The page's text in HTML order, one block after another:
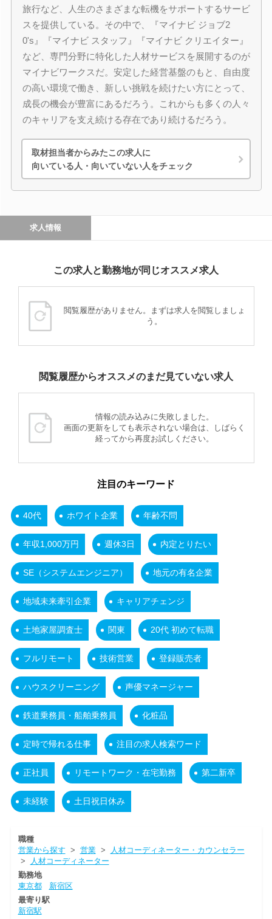
旅行など、人生のさまざまな転機をサポートするサービ
スを提供している。その中で、『マイナビ ジョブ2
0's』『マイナビ スタッフ』『マイナビ クリエイター』
など、専門分野に特化した人材サービスを展開するのが
マイナビワークスだ。安定した経営基盤のもと、自由度
の高い環境で働き、新しい挑戦を続けたい方にとって、
成長の機会が豊富にあるだろう。これからも多くの人々
のキャリアを支え続ける存在であり続けるだろう。
取材担当者からみたこの求人に
向いている人・向いていない人をチェック
求人情報
この求人と勤務地が同じオススメ求人
閲覧履歴がありません。まずは求人を閲覧しましょ
う。
閲覧履歴からオススメのまだ見ていない求人
情報の読み込みに失敗しました。
画面の更新をしても表示されない場合は、しばらく
経ってから再度お試しください。
注目のキーワード
40代 ホワイト企業 年齢不問
年収1,000万円 週休3日 内定とりたい
SE（システムエンジニア） 地元の有名企業
地域未来牽引企業 キャリアチェンジ
土地家屋調査士 関東 20代 初めて転職
フルリモート 技術営業 登録販売者
ハウスクリーニング 声優マネージャー
鉄道乗務員・船舶乗務員 化粧品
定時で帰れる仕事 注目の求人検索ワード
正社員 リモートワーク・在宅勤務 第二新卒
未経験 土日祝日休み
職種
営業から探す > 営業>
人材コーディネーター・カウンセラー
>
人材コーディネーター
勤務地
東京都
新宿区
最寄り駅
新宿駅